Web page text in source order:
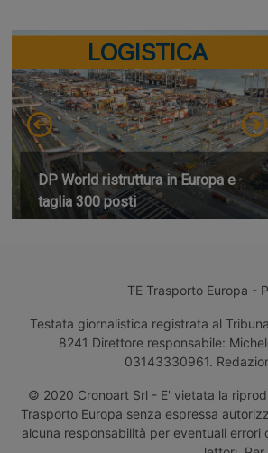
LOGISTICA
DP World ristruttura in Europa e
taglia 300 posti
TE Trasporto Europa -
Testata giornalistica registrata al
8241 Direttore responsabile:
03143330961.
© 2020 Cronoart Srl - E' vietata la
Trasporto Europa senza espressa
alcuna responsabilità per eventuali